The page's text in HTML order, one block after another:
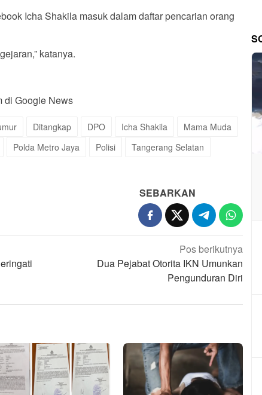
Icha Shakila masuk dalam daftar pencarian orang
katanya.
di Google News
Ditangkap DPO Icha Shakila
Mama Muda
Polda Metro Jaya Polisi
Tangerang Selatan
SEBARKAN
Pos berikutnya
Dua Pejabat Otorita IKN Umunkan
Pengunduran Diri